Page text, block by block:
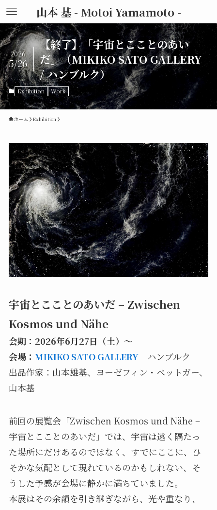
山本 基 - Motoi Yamamoto -
【終了】「宇宙とこことのあい
だ」（MIKIKO SATO GALLERY
/ ハンブルク）
2026
5/26
Exhibition Work
ホーム Exhibition
宇宙とこことのあいだ – Zwischen
Kosmos und Nähe
会期：2026年6月27日（土）〜
会場： MIKIKO SATO GALLERYハンブルク
出品作家：山本雄基、ヨーゼフィン・ベットガー、
山本基
前回の展覧会「Zwischen Kosmos und Nähe –
宇宙とこことのあいだ」では、宇宙は遠く隔たっ
た場所にだけあるのではなく、すでにここに、ひ
そかな気配として現れているのかもしれない、そ
うした予感が会場に静かに満ちていました。
本展はその余韻を引き継ぎながら、光や重なり、